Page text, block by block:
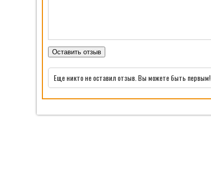
Оставить отзыв
Еще никто не оставил отзыв. Вы можете быть первым!